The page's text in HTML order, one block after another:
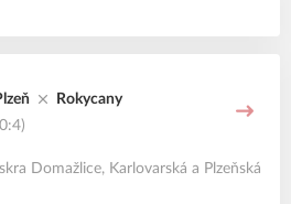
Rokycany
Domažlice, Karlovarská a Plzeňská